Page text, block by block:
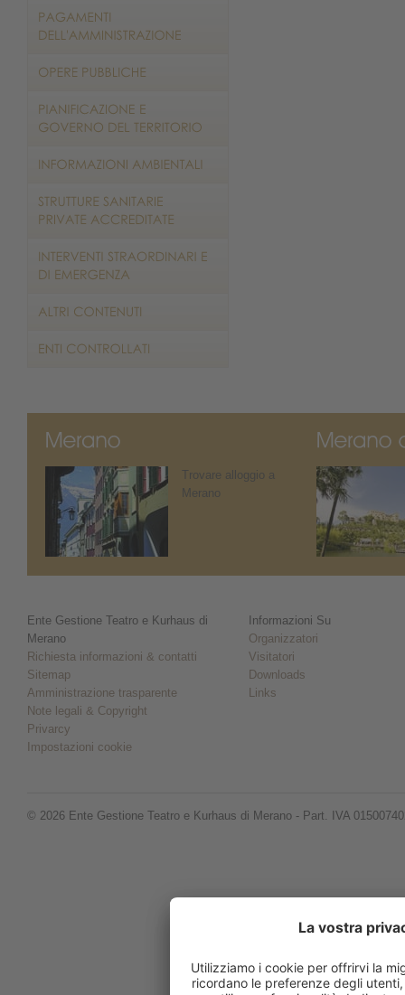
Trovare alloggio a
Merano
Ente Gestione Teatro e Kurhaus di
Merano
Richiesta informazioni & contatti
Sitemap
Amministrazione trasparente
Note legali & Copyright
Privarcy
Impostazioni cookie
Informazioni Su
Organizzatori
Visitatori
Downloads
Links
© 2026 Ente Gestione Teatro e Kurhaus di Merano - Part. IVA